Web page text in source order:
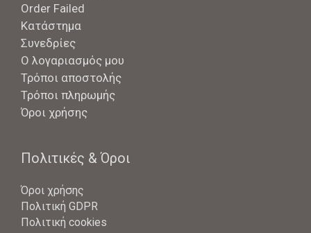
Order Failed
Κατάστημα
Συνεδρίες
Ο λογαριασμός μου
Τρόποι αποστολής
Τρόποι πληρωμής
Όροι χρήσης
Πολιτικές & Όροι
Όροι χρήσης
Πολιτική GDPR
Πολιτική cookies